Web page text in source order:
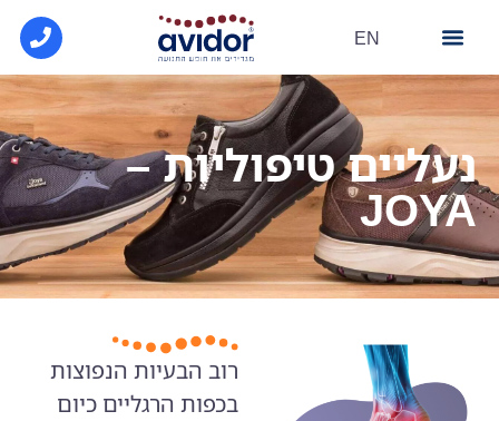
EN
נעליים טיפוליות –
JOYA
רוב הבעיות הנפוצות
בכפות הרגליים כיום